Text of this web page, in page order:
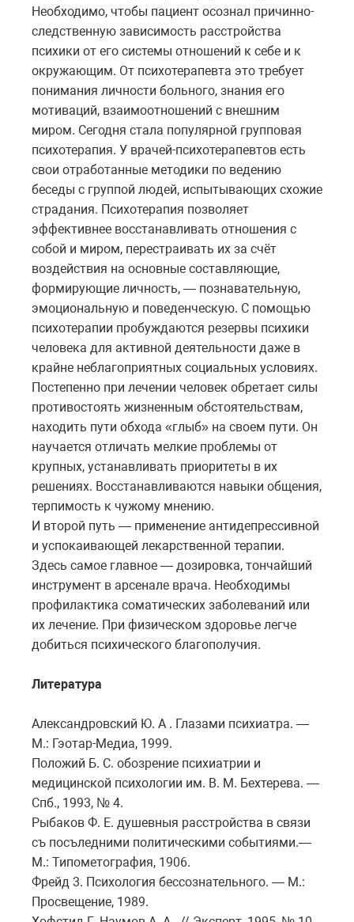
Необходимо, чтобы пациент осознал причинно-
следственную зависимость расстройства
психики от его системы отношений к себе и к
окружающим. От психотерапевта это требует
понимания личности больного, знания его
мотиваций, взаимоотношений с внешним
миром. Сегодня стала популярной групповая
психотерапия. У врачей-психотерапевтов есть
свои отработанные методики по ведению
беседы с группой людей, испытывающих схожие
страдания. Психотерапия позволяет
эффективнее восстанавливать отношения с
собой и миром, перестраивать их за счёт
воздействия на основные составляющие,
формирующие личность, — познавательную,
эмоциональную и поведенческую. С помощью
психотерапии пробуждаются резервы психики
человека для активной деятельности даже в
крайне неблагоприятных социальных условиях.
Постепенно при лечении человек обретает силы
противостоять жизненным обстоятельствам,
находить пути обхода «глыб» на своем пути. Он
научается отличать мелкие проблемы от
крупных, устанавливать приоритеты в их
решениях. Восстанавливаются навыки общения,
терпимость к чужому мнению.
И второй путь — применение антидепрессивной
и успокаивающей лекарственной терапии.
Здесь самое главное — дозировка, тончайший
инструмент в арсенале врача. Необходимы
профилактика соматических заболеваний или
их лечение. При физическом здоровье легче
добиться психического благополучия.
Литература
Александровский Ю. А . Глазами психиатра. —
М.: Гэотар-Медиа, 1999.
Положий Б. С. обозрение психиатрии и
медицинской психологии им. В. М. Бехтерева. —
Спб., 1993, № 4.
Рыбаков Ф. Е. душевныя расстройства в связи
съ посъледними политическими событиями.—
М.: Типометография, 1906.
Фрейд 3. Психология бессознательного. — М.:
Просвещение, 1989.